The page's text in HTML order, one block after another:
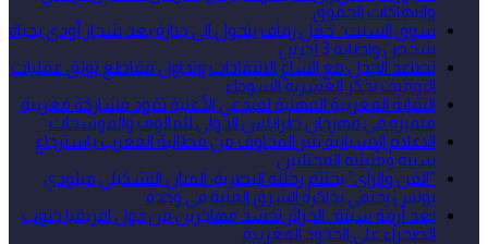
وانتهاكات الحقوق
سوق السبت.. حفل زفاف يتحول الى جنازة بعد شجار أودى بحياة
شخص واصابة 3 أخرين
تصاعد الجدل مع اتساع الانتقادات وتداول مقاطع توثق عمليات
التوقيف تذكر العشرية السوداء
النقابة المغربية المهنية لمبدعي الأغنية تقود مشاركة مغربية
متميزة في مهرجان طرابلس الدولي للمالوف والموشحات
الاعلام الإسبانية يثير المخاوف من مطالبة المغرب باسترجاع
سبتة ومليلية المحتلتين
“الفن والراي” يختتم رحلته البصرية: الفنان التشكيلي ميلودي
يونس يحتفي بذاكرة الشرق الفنية في وجدة
بعد أزمة سبتة.. الجزائر تحشد مهاجرين من دول افريقيا جنوب
الصحراء على الحدود المغربية